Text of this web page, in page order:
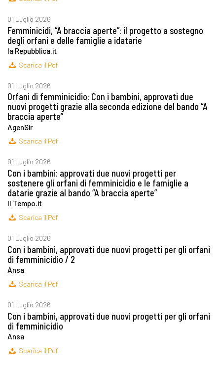
01 Luglio 2026
Femminicidi, “A braccia aperte”: il progetto a sostegno
degli orfani e delle famiglie a idatarie
la Repubblica.it
Scarica il Pdf
01 Luglio 2026
Orfani di femminicidio: Con i bambini, approvati due
nuovi progetti grazie alla seconda edizione del bando “A
braccia aperte”
AgenSir
Scarica il Pdf
01 Luglio 2026
Con i bambini: approvati due nuovi progetti per
sostenere gli orfani di femminicidio e le famiglie a
datarie grazie al bando “A braccia aperte”
Il Tempo.it
Scarica il Pdf
01 Luglio 2026
Con i bambini, approvati due nuovi progetti per gli orfani
di femminicidio / 2
Ansa
Scarica il Pdf
01 Luglio 2026
Con i bambini, approvati due nuovi progetti per gli orfani
di femminicidio
Ansa
Scarica il Pdf